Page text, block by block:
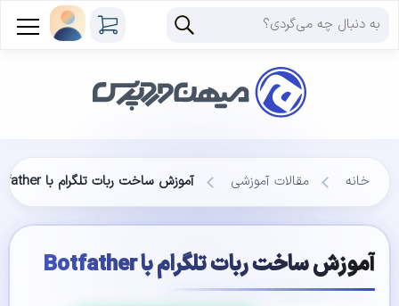
خانه مقالات آموزشی آموزش ساخت ربات تلگرام با Botfather
آموزش ساخت ربات تلگرام با Botfather